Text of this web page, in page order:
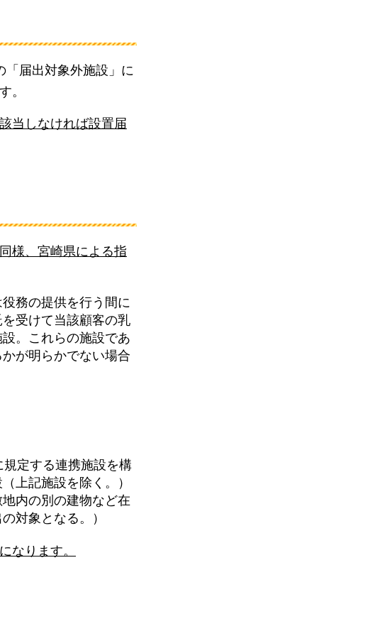
「届出対象外施設」に
。
当しなければ設置届
様、宮崎県による指
務の提供を行う間に
受けて当該顧客の乳
。これらの施設であ
が明らかでない場合
定する連携施設を構
上記施設を除く。）
内の別の建物など在
対象となる。）
なります。